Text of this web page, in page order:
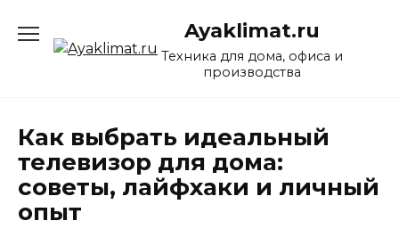
содержанию
Ayaklimat.ru
Техника для дома, офиса и
производства
Как выбрать идеальный
телевизор для дома:
советы, лайфхаки и личный
опыт